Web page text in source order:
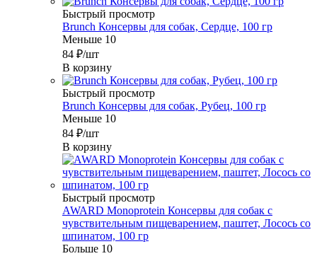
Быстрый просмотр
Brunch Консервы для собак, Сердце, 100 гр
Меньше 10
84 ₽/шт
В корзину
Быстрый просмотр
Brunch Консервы для собак, Рубец, 100 гр
Меньше 10
84 ₽/шт
В корзину
Быстрый просмотр
AWARD Monoprotein Консервы для собак с
чувствительным пищеварением, паштет, Лосось со
шпинатом, 100 гр
Больше 10